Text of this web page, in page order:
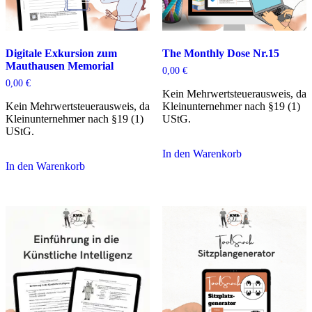
Digitale Exkursion zum
Mauthausen Memorial
0,00 €
Kein Mehrwertsteuerausweis, da
Kleinunternehmer nach §19 (1)
UStG.
In den Warenkorb
The Monthly Dose Nr.15
0,00 €
Kein Mehrwertsteuerausweis, da
Kleinunternehmer nach §19 (1)
UStG.
In den Warenkorb